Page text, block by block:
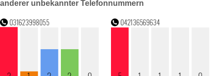
anderer unbekannter Telefonnummern